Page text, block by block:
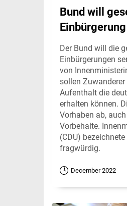
Bund will
Der Bund will die
Einbürgerungen
von
sollen
Aufenthalt die
erhalten können.
Vorhaben ab,
Vorbehalte.
(CDU)
fragwürdig.
December 2022